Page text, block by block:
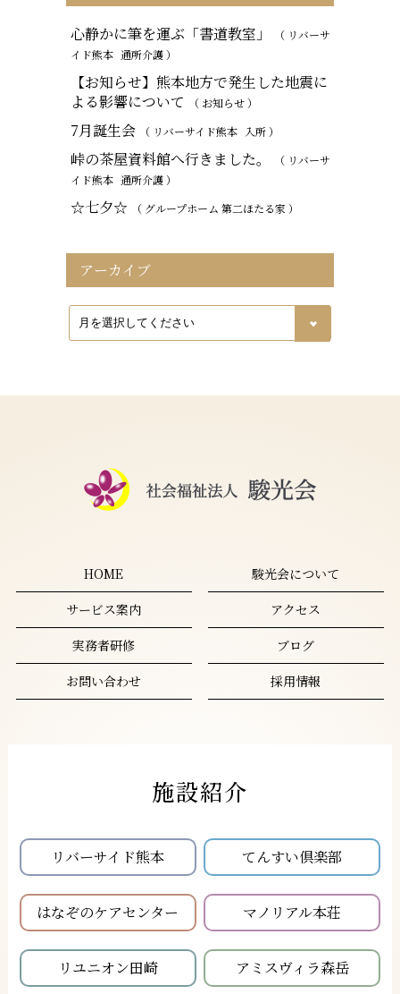
心静かに筆を運ぶ「書道教室」
（ リバーサ
イド熊本 通所介護）
【お知らせ】熊本地方で発生した地震に
よる影響について
（ お知らせ ）
7月誕生会 （ リバーサイド熊本 入所）
峠の茶屋資料館へ行きました。
（ リバーサ
イド熊本 通所介護）
☆七夕☆ （ グループホーム 第二ほたる家 ）
アーカイブ
HOME
駿光会について
サービス案内
アクセス
実務者研修
ブログ
お問い合わせ
採用情報
施設紹介
リバーサイド熊本 てんすい倶楽部
はなぞのケアセンター マノリアル本荘
リユニオン田崎 アミスヴィラ森岳